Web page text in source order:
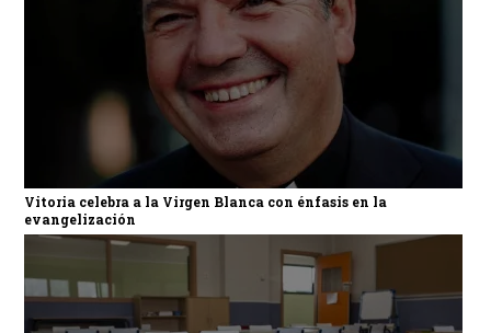
Vitoria celebra a la Virgen Blanca con énfasis en la
evangelización